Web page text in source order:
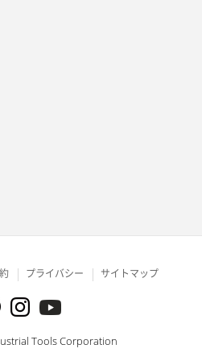
プライバシー サイトマップ
Tools Corporation